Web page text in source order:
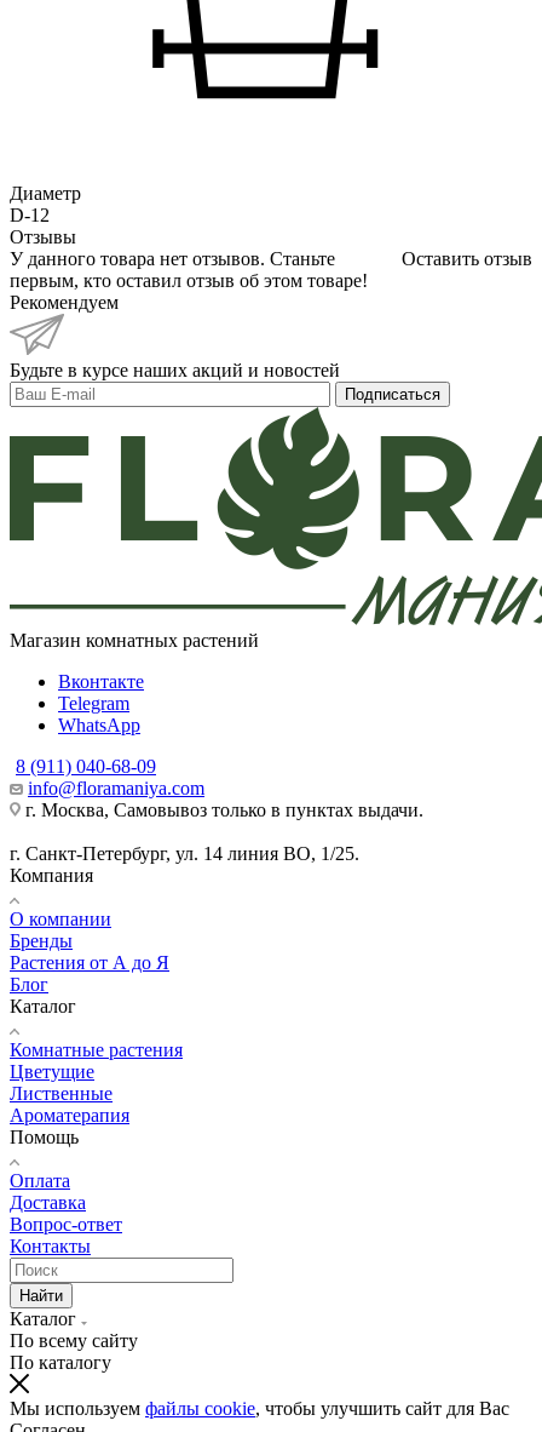
Диаметр
D-12
Отзывы
Оставить отзыв
У данного товара нет отзывов. Станьте
первым, кто оставил отзыв об этом товаре!
Рекомендуем
Будьте в курсе наших акций и новостей
Подписаться
Магазин комнатных растений
Вконтакте
Telegram
WhatsApp
8 (911) 040-68-09
info@floramaniya.com
г. Москва, Самовывоз только в пунктах выдачи.
г. Санкт-Петербург, ул. 14 линия ВО, 1/25.
Компания
О компании
Бренды
Растения от А до Я
Блог
Каталог
Комнатные растения
Цветущие
Лиственные
Ароматерапия
Помощь
Оплата
Доставка
Вопрос-ответ
Контакты
Найти
Каталог
По всему сайту
По каталогу
Мы используем файлы cookie, чтобы улучшить сайт для Вас